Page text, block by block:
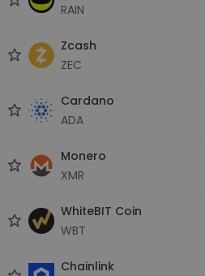
RAIN
Zcash
ZEC
Cardano
ADA
Monero
XMR
WhiteBIT Coin
WBT
Chainlink